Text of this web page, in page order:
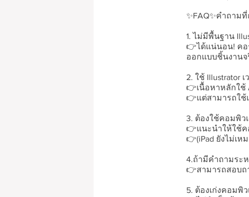
✨FAQ✨คำถาม
1. ไม่มีพื้นฐาน
👉ได้แน่นอน! คอ
ออกแบบชิ้นงานจ
2. ใช้ Illustrator
👉เนื้อหาหลักใช้
👉แต่สามารถใช้
3. ต้องใช้คอมพิว
👉แนะนำให้ใช้ค
👉(iPad ยังไม่เห
4.ถ้ามีคำถามระห
👉สามารถสอบถ
5. ต้องเก่งคอมพิ